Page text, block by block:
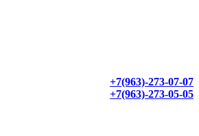
+7(963)-273-07-07
+7(963)-273-05-05